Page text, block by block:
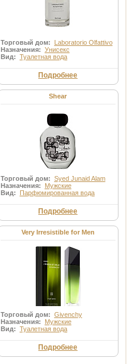
Торговый дом: Laboratorio Olfattivo
Назначения: Унисекс
Вид: Туалетная вода
Подробнее
Shear
Торговый дом: Syed Junaid Alam
Назначения: Мужские
Вид: Парфюмированная вода
Подробнее
Very Irresistible for Men
Торговый дом: Givenchy
Назначения: Мужские
Вид: Туалетная вода
Подробнее